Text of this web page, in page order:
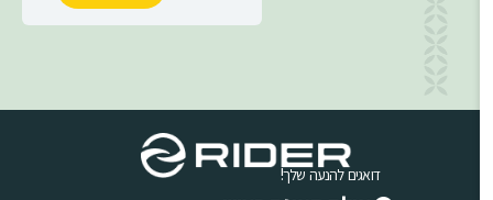
דואגים להנעה שלך!